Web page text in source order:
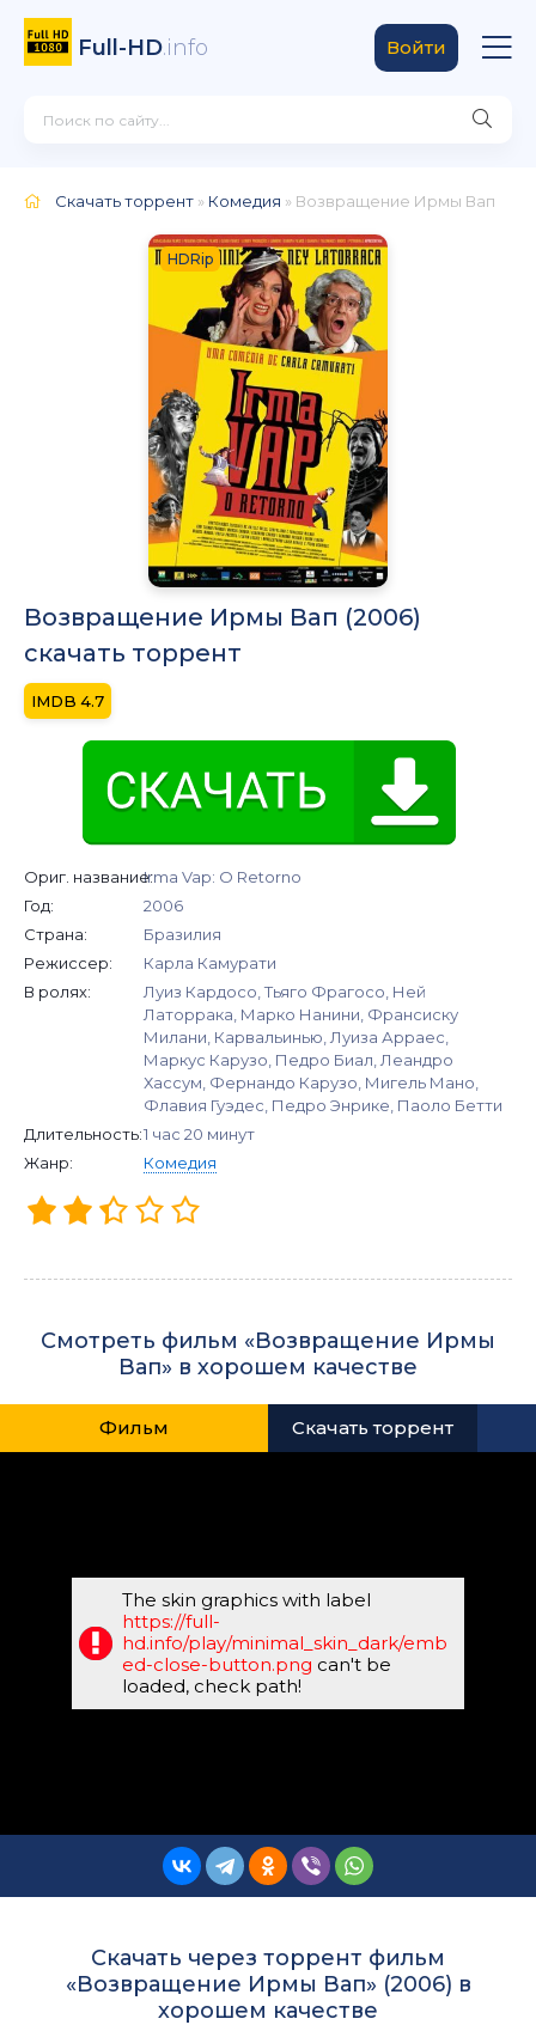
Full-HD.info Войти
Скачать торрент » Комедия » Возвращение Ирмы Вап
HDRip
Возвращение Ирмы Вап (2006)
скачать торрент
4.7
Ориг. название:Irma Vap: O Retorno
Год:
2006
Страна:
Бразилия
Режиссер:
Карла Камурати
В ролях:
Луиз Кардосо, Тьяго Фрагосо, Ней
Латоррака, Марко Нанини, Франсиску
Милани, Карвальинью, Луиза Арраес,
Маркус Карузо, Педро Биал, Леандро
Хассум, Фернандо Карузо, Мигель Мано,
Флавия Гуэдес, Педро Энрике, Паоло Бетти
Длительность:1 час 20 минут
Жанр:
Комедия
Смотреть фильм «Возвращение Ирмы
Вап» в хорошем качестве
Фильм Скачать торрент
The skin graphics with label
https://full-
hd.info/play/minimal_skin_dark/emb
ed-close-button.png can't be
loaded, check path!
Скачать через торрент фильм
«Возвращение Ирмы Вап» (2006) в
хорошем качестве